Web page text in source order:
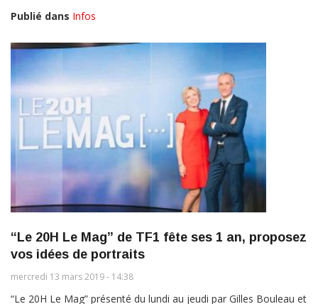
Publié dans Infos
“Le 20H Le Mag” de TF1 fête ses 1 an, proposez
vos idées de portraits
mercredi 13 mars 2019 - 14:38
“Le 20H Le Mag” présenté du lundi au jeudi par Gilles Bouleau et